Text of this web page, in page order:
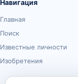
Навигация
Главная
Поиск
Известные личности
Изобретения